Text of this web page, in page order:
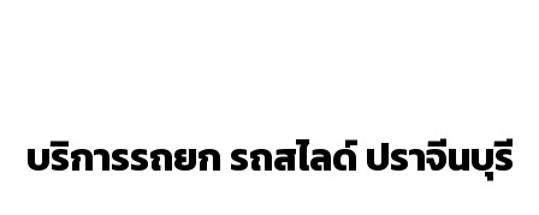
บริการรถยก รถสไลด์ ปราจีนบุรี